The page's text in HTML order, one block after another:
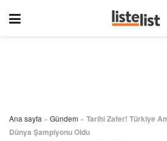
Ana sayfa » Gündem » Tarihi Zafer! Türkiye
Dünya Şampiyonu Oldu